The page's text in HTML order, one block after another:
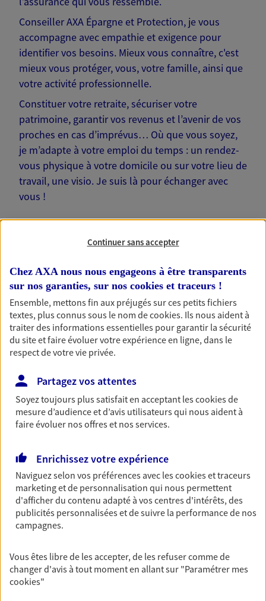
Conseiller AXA Épargne et Protection, je vous
accompagne avec empathie et exigence pour
identifier vos besoins. Mieux vous connaître, c'est
mieux vous protéger, vous, votre famille, ainsi que
votre activité professionnelle.
Constituer votre retraite, sécuriser votre
patrimoine, garantir vos revenus et l’avenir de vos
proches en cas d’imprévus… Où que vous soyez,
je m’adapte à votre emploi du temps : un rendez-
vous physique à votre domicile ou sur votre lieu de
travail, une visio. Je suis là pour échanger avec
vous !
Nos offres phares
Épargne
Réalisez vos projets grâce à votre épargne : achat
immobilier, études des enfants ou voyage autour
simplement, selon votre profil.
Découvrir les offres Épargne
Préparez sereinement ce nouveau chapitre de
votre vie avec les conseils d'un expert. Découvrez
notre solution PER (Plan Epargne Retraite)
spécialement conçue pour la retraite.
Découvrir l'offre Retraite
Prévoyance
Pour un avenir serein, assurez-vous avec notre
contrat prévoyance. Préservez vos proches en cas
Continuer sans accepter
Chez AXA nous nous engageons à être transparents
sur nos garanties, sur nos cookies et traceurs !
Ensemble, mettons fin aux préjugés sur ces petits fichiers
textes, plus connus sous le nom decookies. Ils nous aident à
traiter des informations essentielles pour garantir la sécurité
du site et faire évoluer votre expérience en ligne, dans le
respect de votre vie privée.
Partagez vos attentes
Soyez toujours plus satisfait en acceptant lescookiesde
mesure d’audience et d’avis utilisateurs qui nous aident à
faire évoluer nos offres et nos services.
Enrichissez votre expérience
Naviguez selon vos préférences avec lescookies et traceurs
marketing et de personnalisation qui nous permettent
d'afficher du contenu adapté à vos centres d'intérêts, des
publicités personnalisées et de suivre la performance de nos
campagnes.
Vous êtes libre de les accepter, de les refuser comme de
changer d'avis à tout moment en allant sur "Paramétrer mes
cookies"